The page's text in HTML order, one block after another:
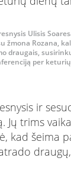
Ulisis
žmona Rozana,
draugais,
per
ir
Jų trims
kad šeima